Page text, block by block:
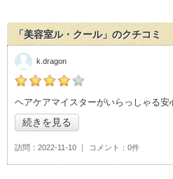
「美容室ル・クール」のクチコミ
k.dragonの「美容室ル・クール>
ヘアケアマイスターがいらっしゃる安
続きを見る
訪問 2022-11-10 コメント 0件
k.dragon